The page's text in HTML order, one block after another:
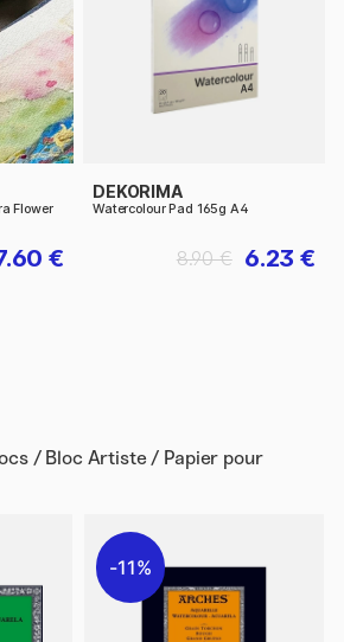
Flower
€
DEKORIMA
Watercolour Pad 165g A4
6.23 €
8.90 €
/ Bloc Artiste / Papier pour
11%